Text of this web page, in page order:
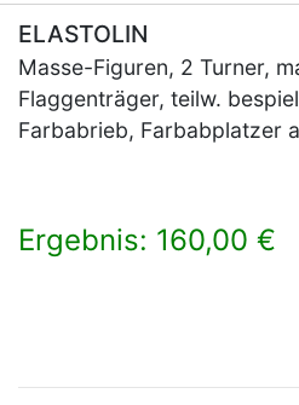
ELASTOLIN
Masse-Figuren, 2 Turner,
Flaggenträger, teilw.
Farbabrieb, Farbabplatzer
Ergebnis: 160,00 €